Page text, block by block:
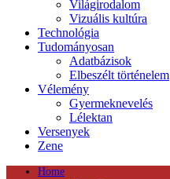
Világirodalom
Vizuális kultúra
Technológia
Tudományosan
Adatbázisok
Elbeszélt történelem
Vélemény
Gyermeknevelés
Lélektan
Versenyek
Zene
Home